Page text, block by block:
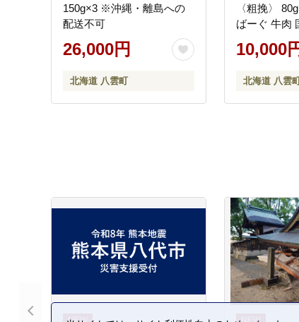
150g×3 ※沖縄・離島への
配送不可
26,000円
北海道 八雲町
〈粗挽〉
ばーぐ 牛肉
ク 冷凍 簡
北海道 冷凍
ず 調理 簡単調
湾 八雲町 北海道
10,000
北海道 八雲